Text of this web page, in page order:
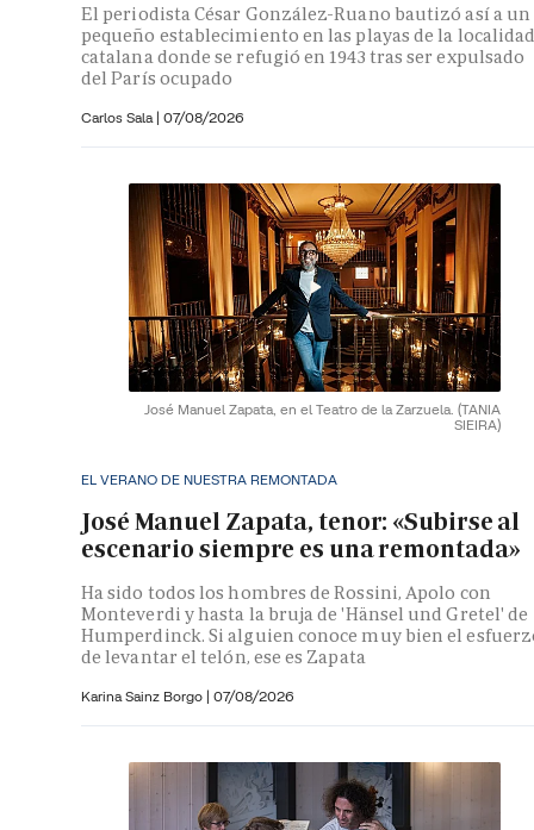
El periodista César González-Ruano bautizó así a un
pequeño establecimiento en las playas de la
catalana donde se refugió en 1943 tras ser expulsado
del París ocupado
Carlos Sala | 07/08/2026
José Manuel Zapata, en el Teatro de la Zarzuela. (TANIA
SIEIRA)
EL VERANO DE NUESTRA REMONTADA
José Manuel Zapata, tenor: «Subirse al
escenario siempre es una remontada»
Ha sido todos los hombres de Rossini, Apolo con
Monteverdi y hasta la bruja de 'Hänsel und Gretel' de
Humperdinck. Si alguien conoce muy bien el
de levantar el telón, ese es Zapata
Karina Sainz Borgo | 07/08/2026